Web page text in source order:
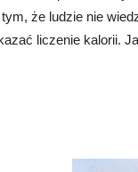
że ludzie nie
liczenie kalorii.